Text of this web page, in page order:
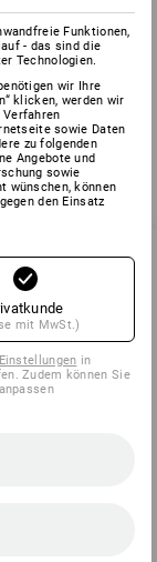
Funktionen,
- das sind die
Technologien.
wir Ihre
klicken, werden wir
sowie Daten
zu folgenden
Angebote und
sowie
wünschen, können
den Einsatz
mit MwSt.)
in
Zudem können Sie